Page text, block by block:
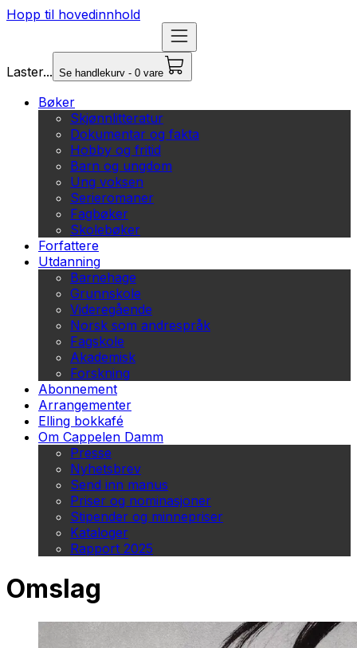
Hopp til hovedinnhold
Laster... Se handlekurv - 0 vare
Bøker
Skjønnlitteratur
Dokumentar og fakta
Hobby og fritid
Barn og ungdom
Ung voksen
Serieromaner
Fagbøker
Skolebøker
Forfattere
Utdanning
Barnehage
Grunnskole
Videregående
Norsk som andrespråk
Fagskole
Akademisk
Forskning
Abonnement
Arrangementer
Elling bokkafé
Om Cappelen Damm
Presse
Nyhetsbrev
Send inn manus
Priser og nominasjoner
Stipender og minnepriser
Kataloger
Rapport 2025
Omslag